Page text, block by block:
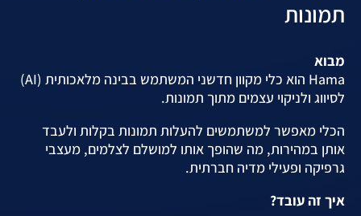
תמונות
מבוא
Hama הוא כלי מקוון חדשני המשתמש בבינה מלאכותית (AI)
לסיווג ולניקוי עצמים מתוך תמונות.
הכלי מאפשר למשתמשים להעלות תמונות בקלות ולעבד
אותן במהירות, מה שהופך אותו למושלם לצלמים, מעצבי
גרפיקה ופעילי מדיה חברתית.
איך זה עובד?